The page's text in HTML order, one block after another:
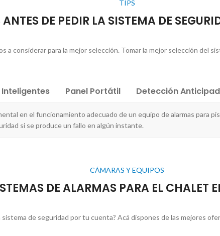
TIPS
DE PEDIR LA SISTEMA DE
considerar para la mejor selección. Tomar la mejor selección del
Inteligentes Panel Portátil Detección
en el funcionamiento adecuado de un equipo de alarmas para
si se produce un fallo en algún instante.
CÁMARAS Y EQUIPOS
DE ALARMAS PARA EL CHALET
de seguridad por tu cuenta? Acá dispones de las mejores